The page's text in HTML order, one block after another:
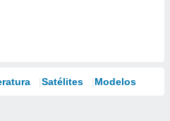
Satélites Modelos